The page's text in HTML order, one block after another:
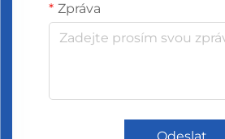
Zpráva